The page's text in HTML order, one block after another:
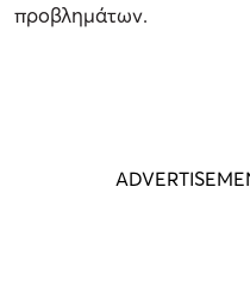
προβλημάτων.